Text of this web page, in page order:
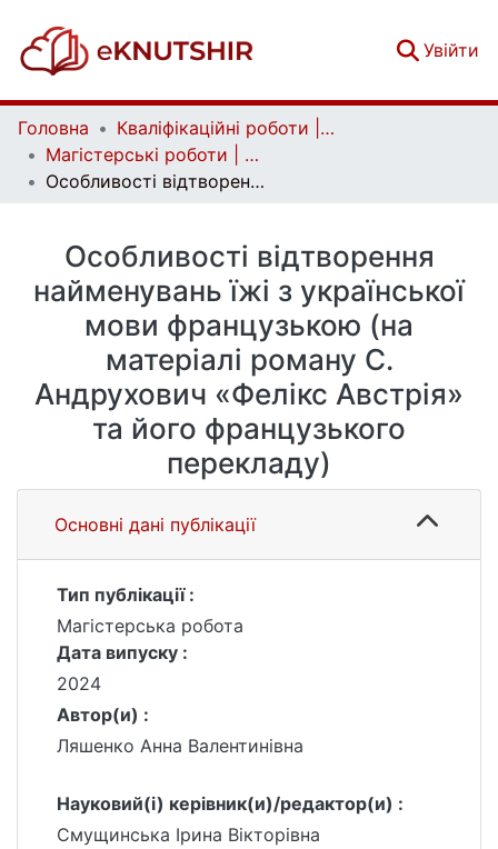
Увійти
Головна
Кваліфікаційні роботи | Qualifying works
Магістерські роботи | Master's theses
Особливості відтворення найменувань їжі з української мови французькою (на матеріалі роману С. Андрухович «Фелікс Австрія» та його французького перекладу)
Особливості відтворення
найменувань їжі з української
мови французькою (на
матеріалі роману С.
Андрухович «Фелікс Австрія»
та його французького
перекладу)
Основні дані публікації
Тип публікації :
Магістерська робота
Дата випуску :
2024
Автор(и) :
Ляшенко Анна Валентинівна
Науковий(і) керівник(и)/редактор(и) :
Смущинська Ірина Вікторівна